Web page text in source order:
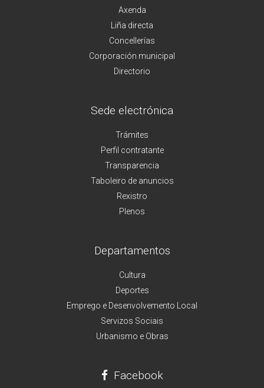
Axenda
Liña directa
Concellerías
Corporación municipal
Directorio
Sede electrónica
Trámites
Perfil contratante
Transparencia
Taboleiro de anuncios
Rexistro
Plenos
Departamentos
Cultura
Deportes
Emprego e Desenvolvemento Local
Servizos Sociais
Urbanismo e Obras
Facebook